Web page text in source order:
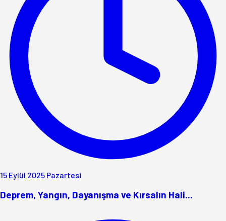
15 Eylül 2025 Pazartesi
Deprem, Yangın, Dayanışma ve Kırsalın Hali...